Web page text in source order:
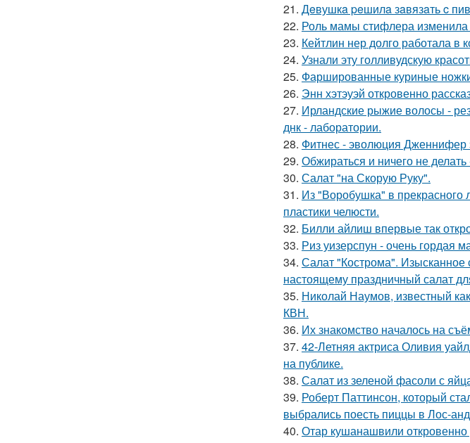
21. Дeвушкa peшилa зaвязaть c
22. Роль мамы стифлера
23. Кейтлин нер долго работала
24. Узнали эту голливудскую
25. Фаршированные куриные
26. Энн хэтэуэй откровенно
27. Ирландские рыжие волосы -
днк - лаборатории.
28. Фитнес - эволюция Дженнифер
29. Обжираться и ничего не
30. Салат "на Скорую Руку".
31. Из "Воробушка" в прекрасного
пластики челюсти.
32. Билли айлиш впервые так
33. Риз уизерспун - очень гордая
34. Салат "Кострома".
настоящему праздничный салат
35. Николай Наумов, известный
КВН.
36. Их знакомство началось на
37. 42-Летняя актриса Оливия
на публике.
38. Салат из зеленой фасоли с
39. Роберт Паттинсон, который
выбрались поесть пиццы в Лос-
40. Отар кушанашвили откровенно